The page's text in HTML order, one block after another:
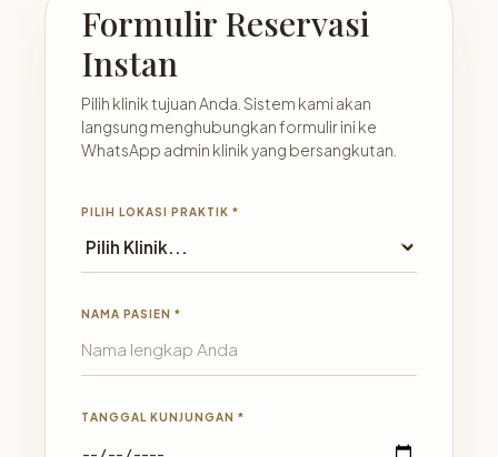
Formulir Reservasi
Instan
Pilih klinik tujuan Anda. Sistem kami akan
langsung menghubungkan formulir ini ke
WhatsApp admin klinik yang bersangkutan.
PILIH LOKASI PRAKTIK *
NAMA PASIEN *
TANGGAL KUNJUNGAN *